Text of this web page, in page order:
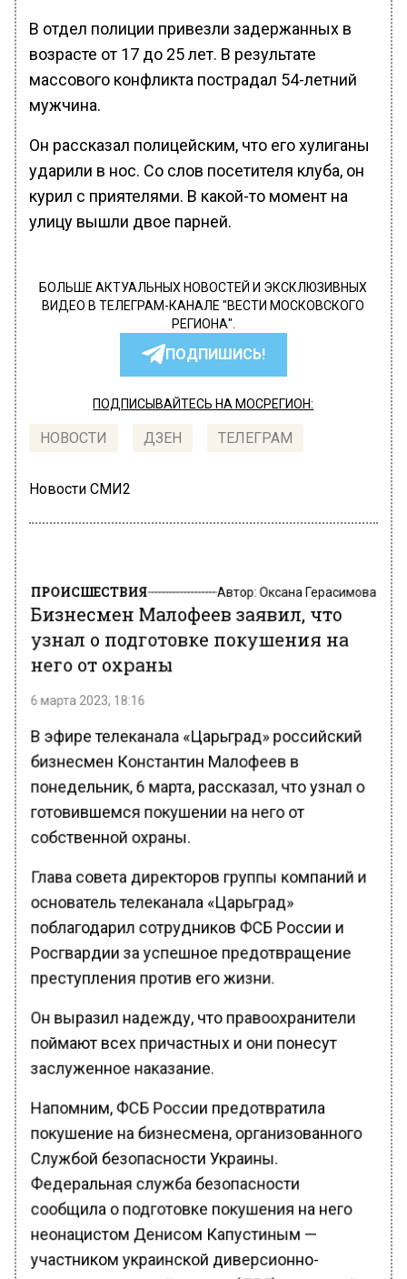
В отдел полиции привезли задержанных в
возрасте от 17 до 25 лет. В результате
массового конфликта пострадал 54-летний
мужчина.
Он рассказал полицейским, что его хулиганы
ударили в нос. Со слов посетителя клуба, он
курил с приятелями. В какой-то момент на
улицу вышли двое парней.
БОЛЬШЕ АКТУАЛЬНЫХ НОВОСТЕЙ И ЭКСКЛЮЗИВНЫХ
ВИДЕО В ТЕЛЕГРАМ-КАНАЛЕ "ВЕСТИ МОСКОВСКОГО
РЕГИОНА".
ПОДПИШИСЬ!
ПОДПИСЫВАЙТЕСЬ НА МОСРЕГИОН:
НОВОСТИ ДЗЕН ТЕЛЕГРАМ
Новости СМИ2
ПРОИСШЕСТВИЯ Автор: Оксана Герасимова
Бизнесмен Малофеев заявил, что
узнал о подготовке покушения на
него от охраны
6 марта 2023, 18:16
В эфире телеканала «Царьград» российский
бизнесмен Константин Малофеев в
понедельник, 6 марта, рассказал, что узнал о
готовившемся покушении на него от
собственной охраны.
Глава совета директоров группы компаний и
основатель телеканала «Царьград»
поблагодарил сотрудников ФСБ России и
Росгвардии за успешное предотвращение
преступления против его жизни.
Он выразил надежду, что правоохранители
поймают всех причастных и они понесут
заслуженное наказание.
Напомним, ФСБ России предотвратила
покушение на бизнесмена, организованного
Службой безопасности Украины.
Федеральная служба безопасности
сообщила о подготовке покушения на него
неонацистом Денисом Капустиным —
участником украинской диверсионно-